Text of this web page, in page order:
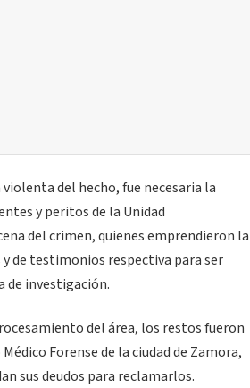
del hecho, fue necesaria la
y peritos de la Unidad
del crimen, quienes emprendieron la
de testimonios respectiva para ser
de investigación.
del área, los restos fueron
Forense de la ciudad de Zamora,
sus deudos para reclamarlos.